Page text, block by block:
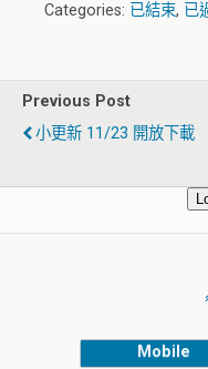
Categories: 已結束, 已
Previous Post
小更新 11/23 開放下載
Mobile